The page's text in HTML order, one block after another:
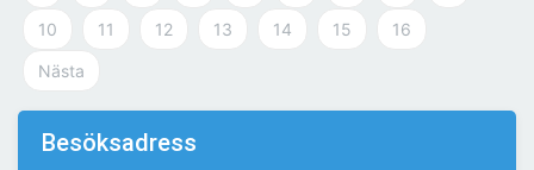
10 11 12 13 14 15 16
Nästa
Besöksadress